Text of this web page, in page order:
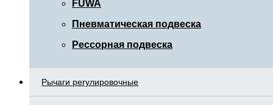
FUWA
Пневматическая подвеска
Рессорная подвеска
Рычаги регулировочные